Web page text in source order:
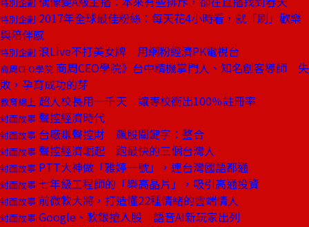
特別企劃 2017年全球最佳粉絲：每天花4小時看，就「刷」歡樂
與陪伴感
特別企劃 浪Live不打美女牌 用網粉經濟PK電視台
商周CEO學院 商周CEO學院》台中精機掌門人、知名創客導師 失
敗，孕育成功的芽
教育線上 超人校長用一千天 讓專校衝出100％註冊率
封面故事 聲控經濟時代
封面故事 台廠賺聲控財 飆股關鍵字：整合
封面故事 聲控經濟崛起 跑最快的三個台灣人
封面故事 PTT大神做「雅婷一號」，連台灣國語都通
封面故事 七年級工程師的「樂高晶片」，吸引高通投資
封面故事 前微軟大將，打造懂22種情緒的雲端情人
封面故事 Google、軟銀搶入股 語音AI新玩家出列